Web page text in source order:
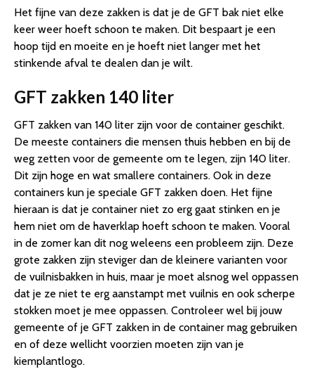
Het fijne van deze zakken is dat je de GFT bak niet elke
keer weer hoeft schoon te maken. Dit bespaart je een
hoop tijd en moeite en je hoeft niet langer met het
stinkende afval te dealen dan je wilt.
GFT zakken 140 liter
GFT zakken van 140 liter zijn voor de container geschikt.
De meeste containers die mensen thuis hebben en bij de
weg zetten voor de gemeente om te legen, zijn 140 liter.
Dit zijn hoge en wat smallere containers. Ook in deze
containers kun je speciale GFT zakken doen. Het fijne
hieraan is dat je container niet zo erg gaat stinken en je
hem niet om de haverklap hoeft schoon te maken. Vooral
in de zomer kan dit nog weleens een probleem zijn. Deze
grote zakken zijn steviger dan de kleinere varianten voor
de vuilnisbakken in huis, maar je moet alsnog wel oppassen
dat je ze niet te erg aanstampt met vuilnis en ook scherpe
stokken moet je mee oppassen. Controleer wel bij jouw
gemeente of je GFT zakken in de container mag gebruiken
en of deze wellicht voorzien moeten zijn van je
kiemplantlogo.